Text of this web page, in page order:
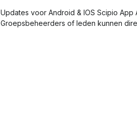
Updates voor Android & IOS Scipio
Groepsbeheerders of leden kunnen